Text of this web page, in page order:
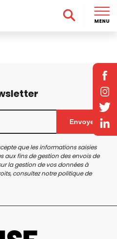
Envoyer
que les informations saisies
aux fins de gestion des envois de
la gestion de vos données à
consultez notrepolitique de
MENU